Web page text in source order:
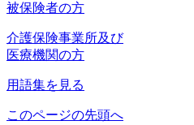
被保険者の方
介護保険事業所及び
医療機関の方
用語集を見る
このページの先頭へ